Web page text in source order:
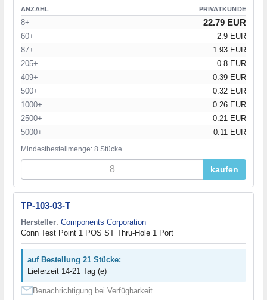
ANZAHL PRIVATKUNDE
8+ 22.79 EUR
60+
2.9 EUR
87+
1.93 EUR
205+
0.8 EUR
409+
0.39 EUR
500+
0.32 EUR
1000+
0.26 EUR
2500+
0.21 EUR
5000+
0.11 EUR
Mindestbestellmenge: 8 Stücke
kaufen
TP-103-03-T
Hersteller: Components Corporation
Conn Test Point 1 POS ST Thru-Hole 1 Port
auf Bestellung 21 Stücke:
Lieferzeit 14-21 Tag (e)
Benachrichtigung bei Verfügbarkeit